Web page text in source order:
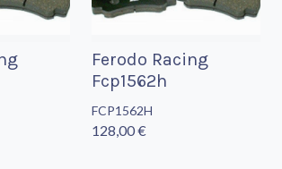
Ferodo Racing
Fcp1562h
FCP1562H
128,00 €